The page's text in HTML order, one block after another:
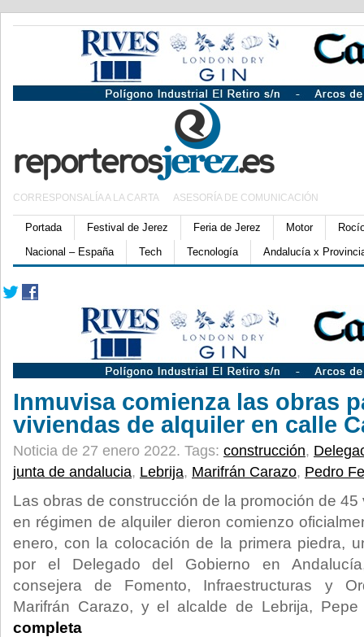
CORRESPONSALÍA A LA CARTA ASESORÍA DE COMUNICACIÓN
Portada Festival de Jerez Feria de Jerez Motor
Nacional – España
Tech Tecnología Andalucía x
Inmuvisa comienza las obras
viviendas de alquiler en calle
Noticia de 27 enero 2022. Tags: construcción,
junta de andalucia, Lebrija, Marifrán Carazo, Pedro
Las obras de construcción de la promoción de
en régimen de alquiler dieron comienzo
enero, con la colocación de la primera piedra,
por el Delegado del Gobierno en
consejera de Fomento, Infraestructuras y
Marifrán Carazo, y el alcalde de Lebrija,
completa